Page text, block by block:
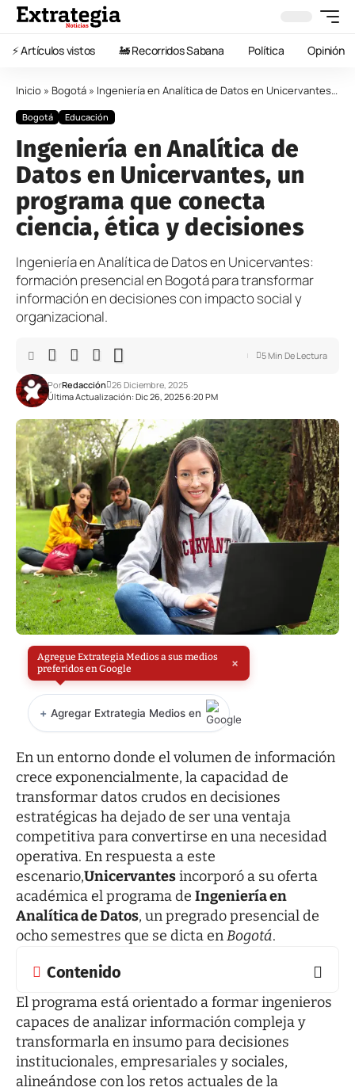
⚡️ Artículos vistos 🚂 Recorridos Sabana Política Opinión
Inicio » Bogotá » Ingeniería en Analítica de Datos en Unicervantes, un programa que conecta ciencia, ética y decisiones
Bogotá Educación
Ingeniería en Analítica de
Datos en Unicervantes, un
programa que conecta
ciencia, ética y decisiones
Ingeniería en Analítica de Datos en Unicervantes:
formación presencial en Bogotá para transformar
información en decisiones con impacto social y
organizacional.
Última Actualización: Dic 26, 2025 6:20 PM
PorRedacción 26 Diciembre, 2025
5 Min De Lectura
Agregue Extrategia Medios a sus medios
preferidos en Google
×
+ Agregar Extrategia Medios en
En un entorno donde el volumen de información
crece exponencialmente, la capacidad de
transformar datos crudos en decisiones
estratégicas ha dejado de ser una ventaja
competitiva para convertirse en una necesidad
operativa. En respuesta a este
escenario,Unicervantesincorporó a su oferta
académica el programa de Ingeniería en
Analítica de Datos, un pregrado presencial de
ocho semestres que se dicta enBogotá.
Contenido
El programa está orientado a formar ingenieros
capaces de analizar información compleja y
transformarla en insumo para decisiones
institucionales, empresariales y sociales,
alineándose con los retos actuales de la